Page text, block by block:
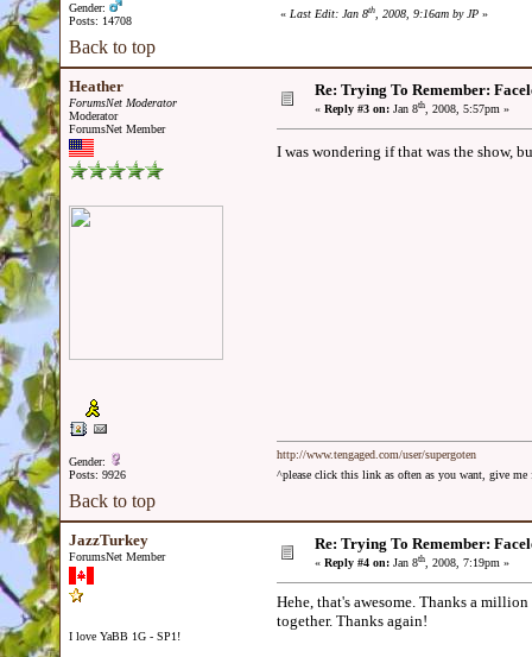
Gender:
Posts: 14708
« Last Edit: Jan 8th, 2008, 9:16am by JP »
Back to top
Heather
ForumsNet Moderator
Moderator
ForumsNet Member
Gender:
Posts: 9926
Re: Trying To Remember:
« Reply #3 on: Jan 8th, 2008, 5:57pm »
I was wondering if that was the show,
http://www.tengaged.com/user/supergoten
^please click this link as often as you want, give me
Back to top
JazzTurkey
ForumsNet Member
I love YaBB 1G - SP1!
Re: Trying To Remember:
« Reply #4 on: Jan 8th, 2008, 7:19pm »
Hehe, that's awesome. Thanks a
together. Thanks again!